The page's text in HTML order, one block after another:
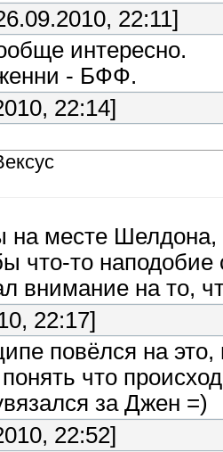
22:11]
интересно.
- БФФ.
22:14]
месте Шелдона,
что-то наподобие
внимание на то,
22:17]
повёлся на
что
за Джен =)
22:52]